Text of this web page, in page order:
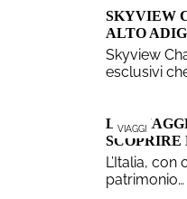
SKYVIEW
ALTO
Skyview
esclusivi
VIAGGI
LE
SCOPRIRE
L’Italia,
patrimonio…